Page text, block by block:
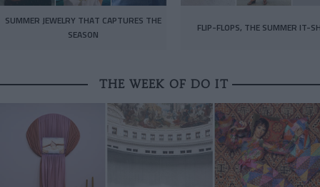
SUMMER JEWELRY THAT CAPTURES THE
SEASON
FLIP-FLOPS, THE SUMMER IT-
THE WEEK OF DO IT